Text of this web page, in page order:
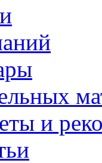
и